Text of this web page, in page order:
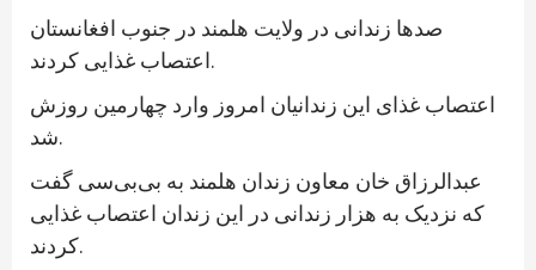
صدها زندانی در ولایت هلمند در جنوب افغانستان
اعتصاب غذایی کردند.
اعتصاب غذای این زندانیان امروز وارد چهارمین روزش
شد.
عبدالرزاق خان معاون زندان هلمند به بی‌بی‌سی گفت
که نزدیک به هزار زندانی در این زندان اعتصاب غذایی
کردند.